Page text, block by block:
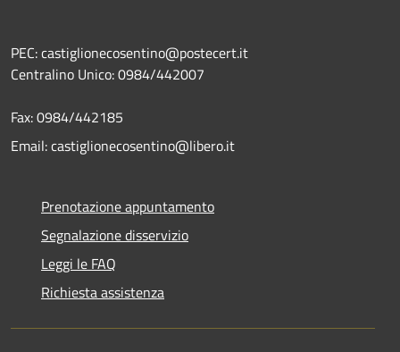
PEC: castiglionecosentino@postecert.it
Centralino Unico: 0984/442007
Fax: 0984/442185
Email: castiglionecosentino@libero.it
Prenotazione appuntamento
Segnalazione disservizio
Leggi le FAQ
Richiesta assistenza